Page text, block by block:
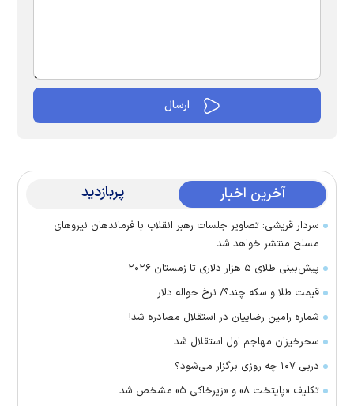
آخرین اخبار پربازدید
سردار قریشی: تصاویر جلسات رهبر انقلاب با فرماندهان نیرو‌های
مسلح منتشر خواهد شد
پیش‌بینی طلای ۵ هزار دلاری تا زمستان ۲۰۲۶
قیمت طلا و سکه چند؟/ نرخ حواله دلار
شماره رامین رضاییان در استقلال مصادره شد!
سحرخیزان مهاجم اول استقلال شد
دربی ۱۰۷ چه روزی برگزار می‌شود؟
تکلیف «پایتخت ۸» و «زیرخاکی ۵» مشخص شد